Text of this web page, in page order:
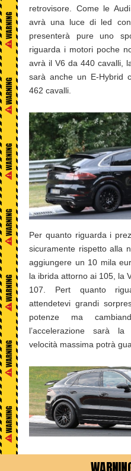
retrovisore. Come le
avrà una luce di led
presenterà pure uno
riguarda i motori poche
avrà il V6 da 440 cavalli,
sarà anche un E-Hybrid
462 cavalli.
Per quanto riguarda i
sicuramente rispetto alla
aggiungere un 10 mila
la ibrida attorno ai 105, la
107. Pert quanto
attendetevi grandi
potenze ma
l’accelerazione sarà
velocità massima potrà